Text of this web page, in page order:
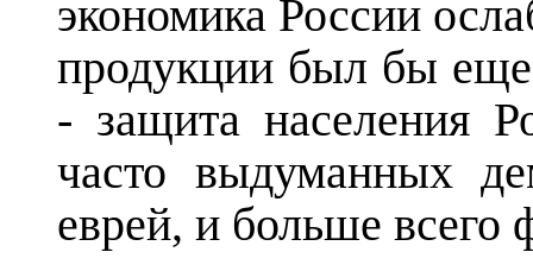
экономика России
продукции был бы
- защита населения
часто выдуманных
еврей, и больше всего